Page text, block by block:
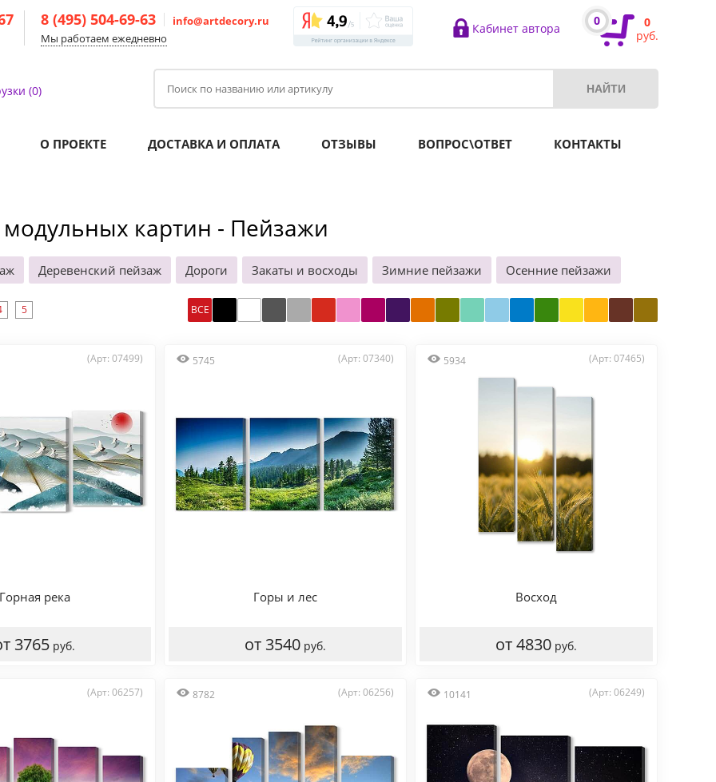
8 (495) 504-69-63
info@artdecory.ru
Мы работаем ежедневно
Кабинет автора
0
0
руб.
(0)
О ПРОЕКТЕ ДОСТАВКА И ОПЛАТА ОТЗЫВЫ ВОПРОС\ОТВЕТ КОНТАКТЫ
модульных картин - Пейзажи
Деревенский пейзаж Дороги Закаты и восходы Зимние пейзажи Осенние пейзажи
5 ВСЕ
(Арт: 07499)
Горная река
3765 руб.
5745 (Арт: 07340)
Горы и лес
от 3540 руб.
5934 (Арт: 07465)
Восход
от 4830 руб.
(Арт: 06257) 8782 (Арт: 06256) 10141 (Арт: 06249)